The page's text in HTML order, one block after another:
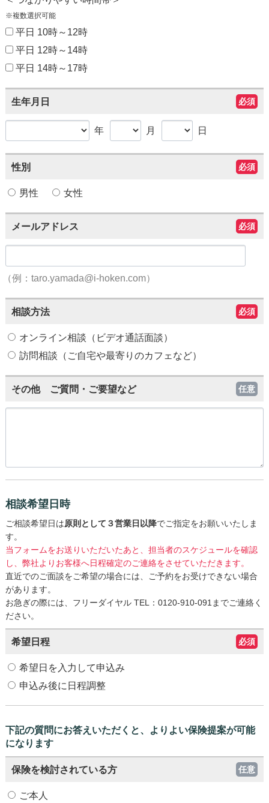
※複数選択可能
平日 10時～12時
平日 12時～14時
平日 14時～17時
必須
生年月日
年 月 日
必須
性別
男性 女性
必須
メールアドレス
（例：taro.yamada@i-hoken.com）
必須
相談方法
オンライン相談（ビデオ通話面談）
訪問相談（ご自宅や最寄りのカフェなど）
任意
その他 ご質問・ご要望など
相談希望日時
ご相談希望日は原則として３営業日以降でご指定をお願いいたしま
す。
当フォームをお送りいただいたあと、担当者のスケジュールを確認
し、弊社よりお客様へ日程確定のご連絡をさせていただきます。
直近でのご面談をご希望の場合には、ご予約をお受けできない場合
があります。
お急ぎの際には、フリーダイヤル TEL：0120-910-091までご連絡く
ださい。
希望日程 必須
希望日を入力して申込み
申込み後に日程調整
下記の質問にお答えいただくと、よりよい保険提案が可能
になります
任意
保険を検討されている方
ご本人